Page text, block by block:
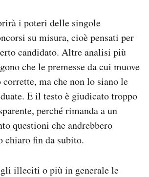
i poteri delle singole
su misura, cioè pensati per
candidato. Altre analisi più
che le premesse da cui muove
ma che non lo siano le
E il testo è giudicato troppo
perché rimanda a un
questioni che andrebbero
chiaro fin da subito.
illeciti o più in generale le